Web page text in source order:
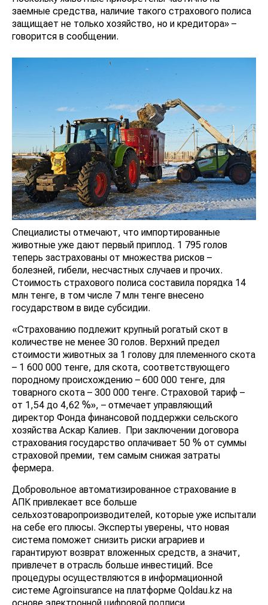
заемные средства, наличие такого страхового полиса
защищает не только хозяйство, но и кредитора» –
говорится в сообщении.
Специалисты отмечают, что импортированные
животные уже дают первый приплод. 1 795 голов
теперь застрахованы от множества рисков –
болезней, гибели, несчастных случаев и прочих.
Стоимость страхового полиса составила порядка 14
млн тенге, в том числе 7 млн тенге внесено
государством в виде субсидии.
«Страхованию подлежит крупный рогатый скот в
количестве не менее 30 голов. Верхний предел
стоимости животных за 1 голову для племенного скота
– 1 600 000 тенге, для скота, соответствующего
породному происхождению – 600 000 тенге, для
товарного скота – 300 000 тенге. Страховой тариф –
от 1,54 до 4,62 %», – отмечает управляющий
директор Фонда финансовой поддержки сельского
хозяйства Аскар Калиев. При заключении договора
страхования государство оплачивает 50 % от суммы
страховой премии, тем самым снижая затраты
фермера.
Добровольное автоматизированное страхование в
АПК привлекает все больше
сельхозтоваропроизводителей, которые уже испытали
на себе его плюсы. Эксперты уверены, что новая
система поможет снизить риски аграриев и
гарантируют возврат вложенных средств, а значит,
привлечет в отрасль больше инвестиций. Все
процедуры осуществляются в информационной
системе Agroinsurance на платформе Qoldau.kz на